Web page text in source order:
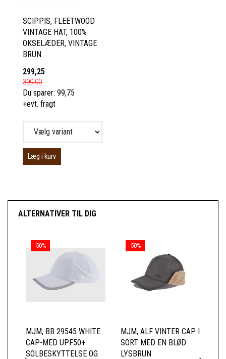
SCIPPIS, FLEETWOOD
VINTAGE HAT, 100%
OKSELÆDER, VINTAGE
BRUN
299,25
399,00
Du sparer: 99,75
+evt. fragt
Læg i kurv
ALTERNATIVER TIL DIG
-50%
MJM, BB 29545 WHITE
CAP-MED UPF50+
SOLBESKYTTELSE OG
-50%
MJM, ALF VINTER CAP I
SORT MED EN BLØD
LYSBRUN